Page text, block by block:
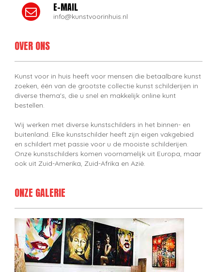
E-MAIL
info@kunstvoorinhuis.nl
OVER ONS
Kunst voor in huis heeft voor mensen die betaalbare kunst
zoeken, één van de grootste collectie kunst schilderijen in
diverse thema's, die u snel en makkelijk online kunt
bestellen.
Wij werken met diverse kunstschilders in het binnen- en
buitenland. Elke kunstschilder heeft zijn eigen vakgebied
en schildert met passie voor u de mooiste schilderijen.
Onze kunstschilders komen voornamelijk uit Europa, maar
ook uit Zuid-Amerika, Zuid-Afrika en Azië.
ONZE GALERIE